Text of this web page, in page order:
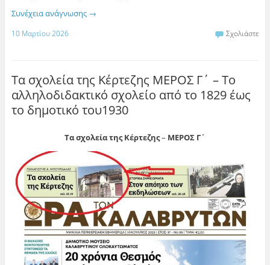
Συνέχεια ανάγνωσης →
10 Μαρτίου 2026 Σχολιάστε
Τα σχολεία της Κέρτεζης ΜΕΡΟΣ Γ΄ – Το
αλληλοδιδακτικό σχολείο από το 1829 έως
το δημοτικό του1930
Τα σχολεία της Κέρτεζης– ΜΕΡΟΣ Γ΄